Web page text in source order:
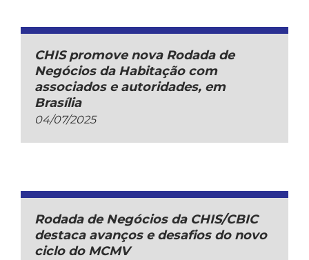
CHIS promove nova Rodada de
Negócios da Habitação com
associados e autoridades, em
Brasília
04/07/2025
Rodada de Negócios da CHIS/CBIC
destaca avanços e desafios do novo
ciclo do MCMV